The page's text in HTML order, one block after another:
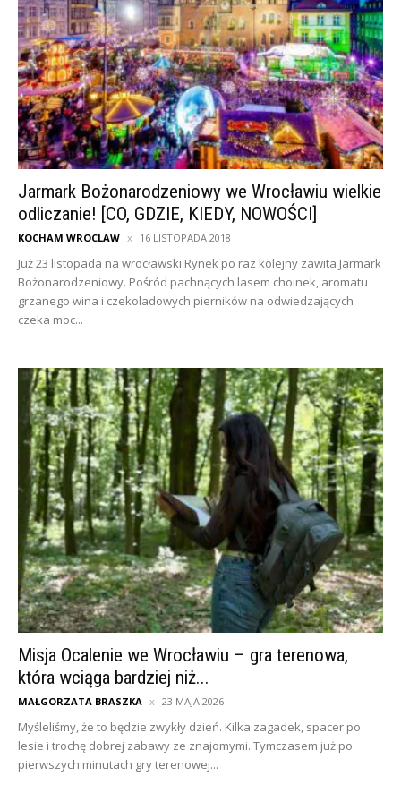
Jarmark Bożonarodzeniowy we Wrocławiu wielkie
odliczanie! [CO, GDZIE, KIEDY, NOWOŚCI]
KOCHAM WROCLAW 16 LISTOPADA 2018
Już 23 listopada na wrocławski Rynek po raz kolejny zawita Jarmark
Bożonarodzeniowy. Pośród pachnących lasem choinek, aromatu
grzanego wina i czekoladowych pierników na odwiedzających
czeka moc...
Misja Ocalenie we Wrocławiu – gra terenowa,
która wciąga bardziej niż...
MAŁGORZATA BRASZKA 23 MAJA 2026
Myśleliśmy, że to będzie zwykły dzień. Kilka zagadek, spacer po
lesie i trochę dobrej zabawy ze znajomymi. Tymczasem już po
pierwszych minutach gry terenowej...